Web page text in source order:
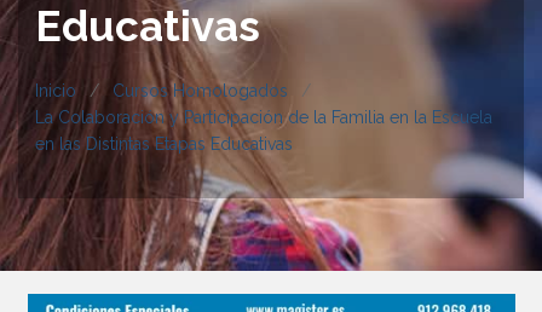
Educativas
Inicio
Cursos Homologados
La Colaboración y Participación de la Familia en la Escuela
en las Distintas Etapas Educativas